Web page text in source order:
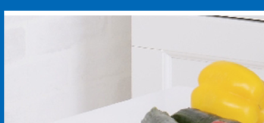
ガス
お支
WEB